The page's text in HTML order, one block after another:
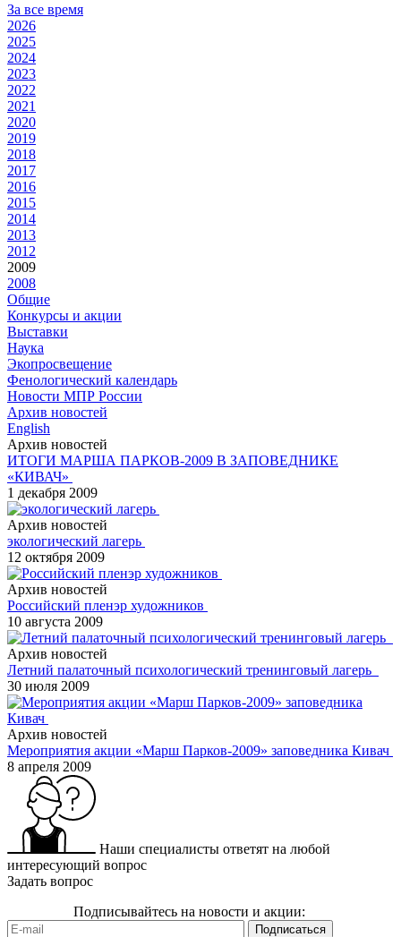
За все время
2026
2025
2024
2023
2022
2021
2020
2019
2018
2017
2016
2015
2014
2013
2012
2009
2008
Общие
Конкурсы и акции
Выставки
Наука
Экопросвещение
Фенологический календарь
Новости МПР России
Архив новостей
English
Архив новостей
ИТОГИ МАРША ПАРКОВ-2009 В ЗАПОВЕДНИКЕ
«КИВАЧ»
1 декабря 2009
Архив новостей
экологический лагерь
12 октября 2009
Архив новостей
Российский пленэр художников
10 августа 2009
Архив новостей
Летний палаточный психологический тренинговый лагерь
30 июля 2009
Архив новостей
Мероприятия акции «Марш Парков-2009» заповедника Кивач
8 апреля 2009
Наши специалисты ответят на любой
интересующий вопрос
Задать вопрос
Подписывайтесь на новости и акции: